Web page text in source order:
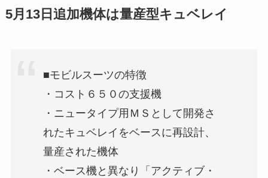
5月13日追加機体は量産型キュベレイ
■モビルスーツの特徴
・コスト６５０の支援機
・ニュータイプ用ＭＳとして開発さ
れたキュベレイをベースに再設計、
量産された機体
・ベース機と異なり「アクティブ・